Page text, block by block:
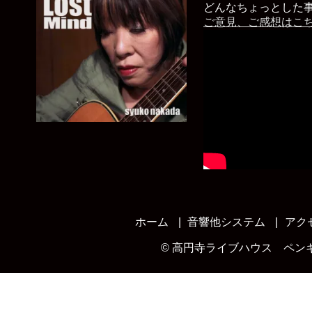
どんなちょっとした
ご意見、ご感想はこ
ホーム 音響他システム アク
© 高円寺ライブハウス ペン